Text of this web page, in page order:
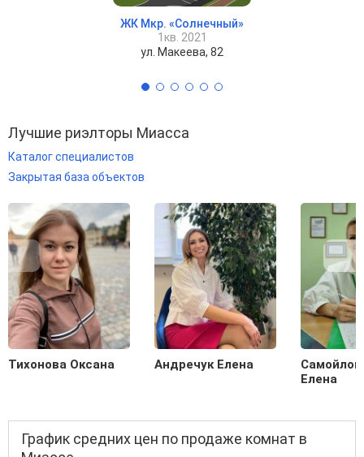
ЖК Мкр. «Солнечный»
1кв. 2021
ул. Макеева, 82
Лучшие риэлторы Миасса
Каталог специалистов
Закрытая база объектов
Тихонова Оксана Андречук Елена
Елена
График средних цен по продаже комнат в